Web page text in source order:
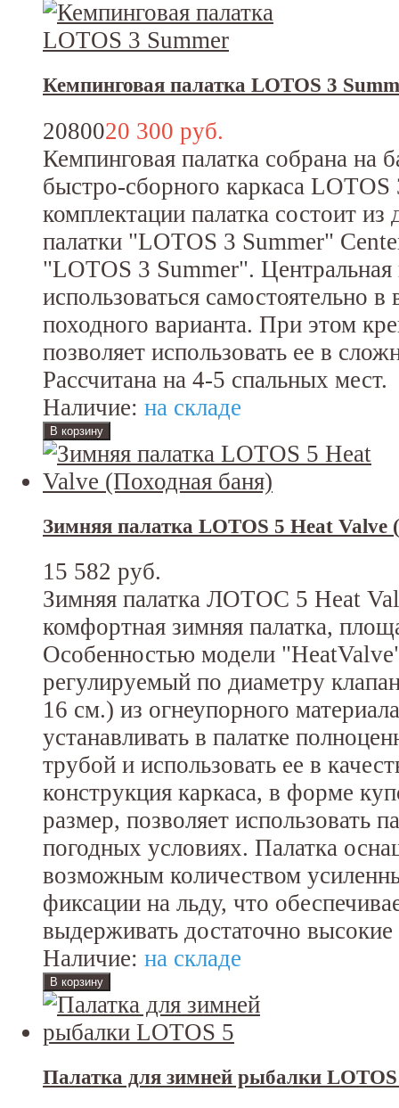
Кемпинговая палатка LOTOS 3
2080020 300 руб.
Кемпинговая палатка собрана на
быстро-сборного каркаса
комплектации палатка состоит из
палатки "LOTOS 3 Summer"
"LOTOS 3 Summer". Центральная
использоваться самостоятельно в
походного варианта. При этом
позволяет использовать ее в
Рассчитана на 4-5 спальных мест.
Наличие: на складе
Зимняя палатка LOTOS 5 Heat Valve
15 582 руб.
Зимняя палатка ЛОТОС 5 Heat
комфортная зимняя палатка,
Особенностью модели
регулируемый по диаметру
16 см.) из огнеупорного
устанавливать в палатке
трубой и использовать ее в
конструкция каркаса, в форме
размер, позволяет использовать
погодных условиях. Палатка
возможным количеством
фиксации на льду, что
выдерживать достаточно
Наличие: на складе
Палатка для зимней рыбалки